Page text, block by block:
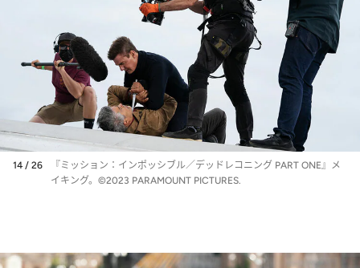
14 / 26
『ミッション：インポッシブル／デッドレコニング PART ONE』メ
イキング。©2023 PARAMOUNT PICTURES.